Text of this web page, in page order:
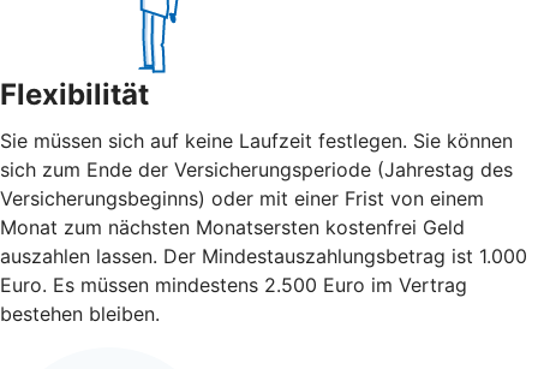
Flexibilität
Sie müssen sich auf keine Laufzeit festlegen. Sie können
sich zum Ende der Versicherungsperiode (Jahrestag des
Versicherungsbeginns) oder mit einer Frist von einem
Monat zum nächsten Monatsersten kostenfrei Geld
auszahlen lassen. Der Mindestauszahlungsbetrag ist 1.000
Euro. Es müssen mindestens 2.500 Euro im Vertrag
bestehen bleiben.